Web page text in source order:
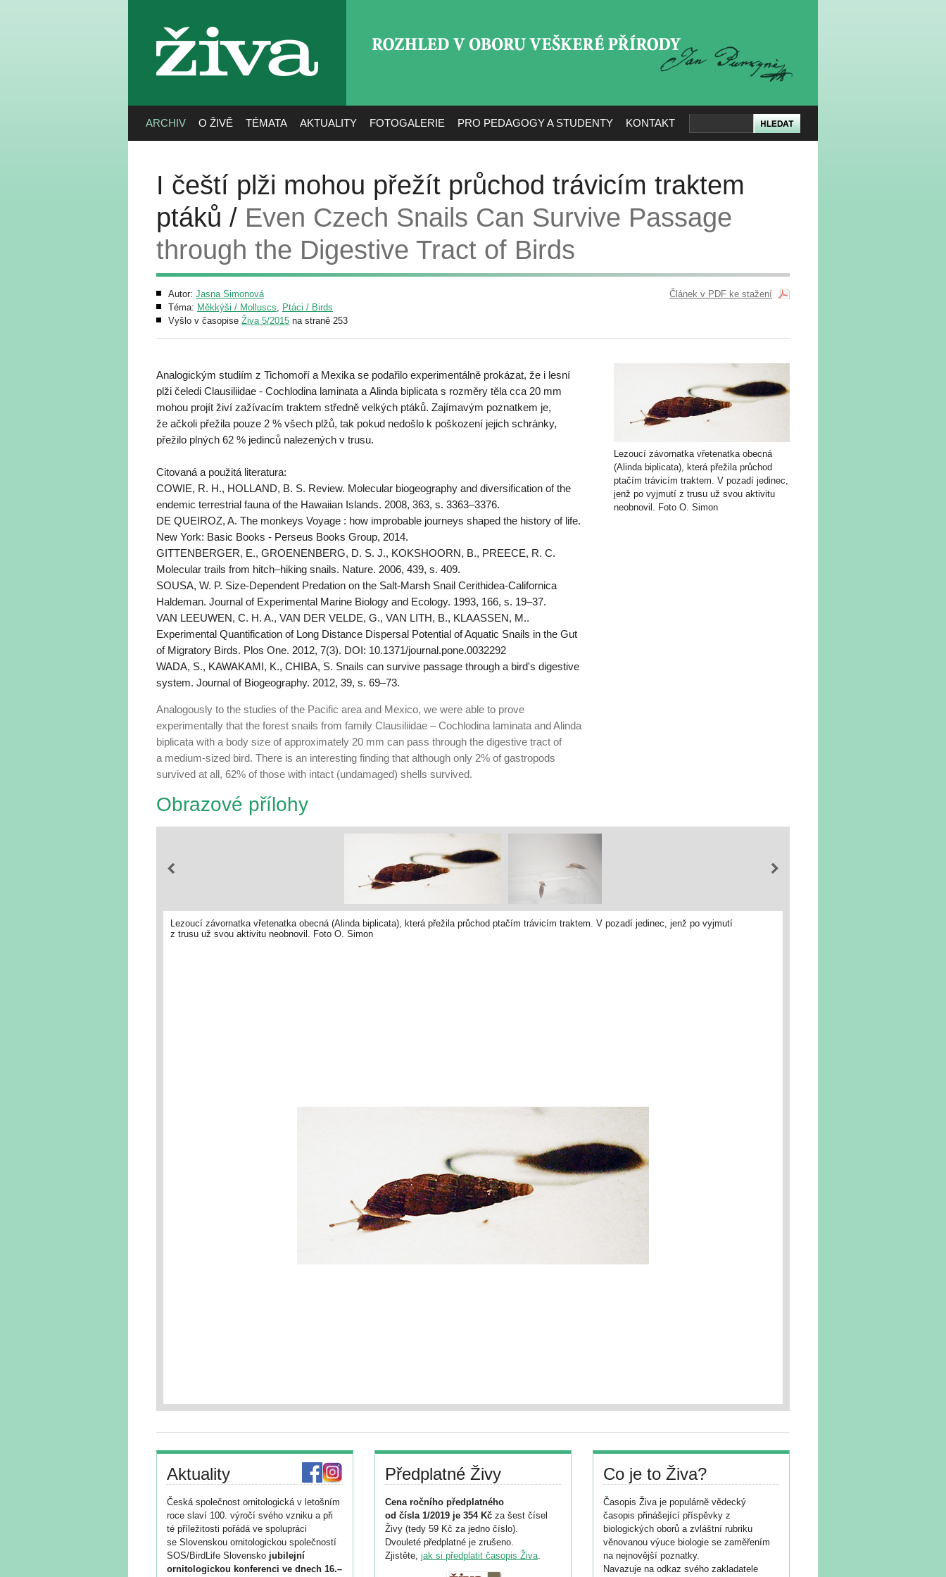
živa
ARCHIV O ŽIVĚ TÉMATA AKTUALITY FOTOGALERIE PRO PEDAGOGY A STUDENTY KONTAKT
I čeští plži mohou přežít průchod trávicím traktem
ptáků / Even Czech Snails Can Survive Passage
through the Digestive Tract of Birds
Autor: Jasna Simonová
Téma: Měkkýši / Molluscs, Ptáci / Birds
Vyšlo v časopise Živa 5/2015 na straně 253
Článek v PDF ke stažení
Analogickým studiím z Tichomoří a Mexika se podařilo experimentálně prokázat, že i lesní
plži čeledi Clausiliidae - Cochlodina laminata a Alinda biplicata s rozměry těla cca 20 mm
mohou projít živí zažívacím traktem středně velkých ptáků. Zajímavým poznatkem je,
že ačkoli přežila pouze 2 % všech plžů, tak pokud nedošlo k poškození jejich schránky,
přežilo plných 62 % jedinců nalezených v trusu.
Citovaná a použitá literatura:
COWIE, R. H., HOLLAND, B. S. Review. Molecular biogeography and diversification of the
endemic terrestrial fauna of the Hawaiian Islands. 2008, 363, s. 3363–3376.
DE QUEIROZ, A. The monkeys Voyage : how improbable journeys shaped the history of life.
New York: Basic Books - Perseus Books Group, 2014.
GITTENBERGER, E., GROENENBERG, D. S. J., KOKSHOORN, B., PREECE, R. C.
Molecular trails from hitch–hiking snails. Nature. 2006, 439, s. 409.
SOUSA, W. P. Size-Dependent Predation on the Salt-Marsh Snail Cerithidea-Californica
Haldeman. Journal of Experimental Marine Biology and Ecology. 1993, 166, s. 19–37.
VAN LEEUWEN, C. H. A., VAN DER VELDE, G., VAN LITH, B., KLAASSEN, M..
Experimental Quantification of Long Distance Dispersal Potential of Aquatic Snails in the Gut
of Migratory Birds. Plos One. 2012, 7(3). DOI: 10.1371/journal.pone.0032292
WADA, S., KAWAKAMI, K., CHIBA, S. Snails can survive passage through a bird's digestive
system. Journal of Biogeography. 2012, 39, s. 69–73.
Analogously to the studies of the Pacific area and Mexico, we were able to prove
experimentally that the forest snails from family Clausiliidae – Cochlodina laminata and Alinda
biplicata with a body size of approximately 20 mm can pass through the digestive tract of
a medium-sized bird. There is an interesting finding that although only 2% of gastropods
survived at all, 62% of those with intact (undamaged) shells survived.
Lezoucí závornatka vřetenatka obecná
(Alinda biplicata), která přežila průchod
ptačím trávicím traktem. V pozadí jedinec,
jenž po vyjmutí z trusu už svou aktivitu
neobnovil. Foto O. Simon
Obrazové přílohy
Lezoucí závornatka vřetenatka obecná (Alinda biplicata), která přežila průchod ptačím trávicím traktem. V pozadí jedinec, jenž po vyjmutí
z trusu už svou aktivitu neobnovil. Foto O. Simon
Aktuality
Česká společnost ornitologická v letošním
roce slaví 100. výročí svého vzniku a při
té příležitosti pořádá ve spolupráci
se Slovenskou ornitologickou společností
SOS/BirdLife Slovensko jubilejní
ornitologickou konferenci ve dnech 16.–
Předplatné Živy
Cena ročního předplatného
od čísla 1/2019 je 354 Kč za šest čísel
Živy (tedy 59 Kč za jedno číslo).
Dvouleté předplatné je zrušeno.
Zjistěte, jak si předplatit časopis Živa.
Co je to Živa?
Časopis Živa je populárně vědecký
časopis přinášející příspěvky z
biologických oborů a zvláštní rubriku
věnovanou výuce biologie se zaměřením
na nejnovější poznatky.
Navazuje na odkaz svého zakladatele